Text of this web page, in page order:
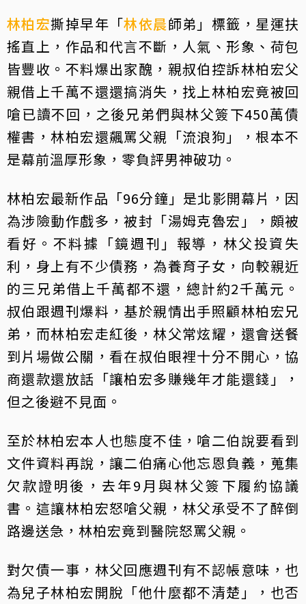
林柏宏撕掉早年「林依晨師弟」標籤，星運扶
搖直上，作品和代言不斷，人氣、形象、荷包
皆豐收。不料爆出家醜，親叔伯控訴林柏宏父
親借上千萬不還還搞消失，找上林柏宏竟被回
嗆已讀不回，之後兄弟們與林父簽下450萬債
權書，林柏宏還飆罵父親「流浪狗」，根本不
是幕前溫厚形象，零負評男神破功。
林柏宏最新作品「96分鐘」是北影開幕片，因
為涉險動作戲多，被封「湯姆克魯宏」，頗被
看好。不料據「鏡週刊」報導，林父投資失
利，身上有不少債務，為養育子女，向較親近
的三兄弟借上千萬都不還，總計約2千萬元。
叔伯跟週刊爆料，基於親情出手照顧林柏宏兄
弟，而林柏宏走紅後，林父常炫耀，還會送餐
到片場做公關，看在叔伯眼裡十分不開心，協
商還款還放話「讓柏宏多賺幾年才能還錢」，
但之後避不見面。
至於林柏宏本人也態度不佳，嗆二伯說要看到
文件資料再說，讓二伯痛心他忘恩負義，蒐集
欠款證明後，去年9月與林父簽下履約協議
書。這讓林柏宏怒嗆父親，林父承受不了醉倒
路邊送急，林柏宏竟到醫院怒罵父親。
對欠債一事，林父回應週刊有不認帳意味，也
為兒子林柏宏開脫「他什麼都不清楚」，也否